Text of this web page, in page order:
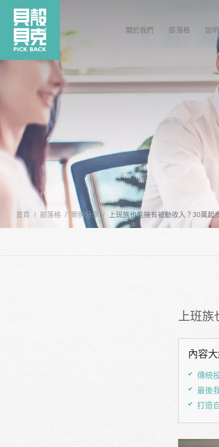
關於我們 部落格 說
首頁 部落格 案例分享 上班族也能擁有被動收入？30萬起
上班
內容
傳統
最後
打造